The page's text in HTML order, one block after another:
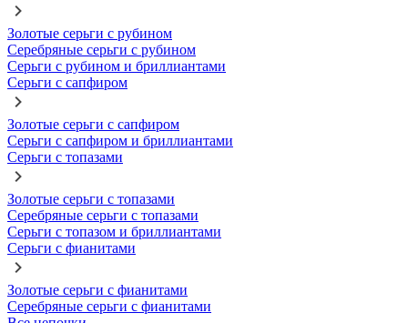
Золотые серьги с рубином
Серебряные серьги с рубином
Серьги с рубином и бриллиантами
Серьги с сапфиром
Золотые серьги с сапфиром
Серьги с сапфиром и бриллиантами
Серьги с топазами
Золотые серьги с топазами
Серебряные серьги с топазами
Серьги с топазом и бриллиантами
Серьги с фианитами
Золотые серьги с фианитами
Серебряные серьги с фианитами